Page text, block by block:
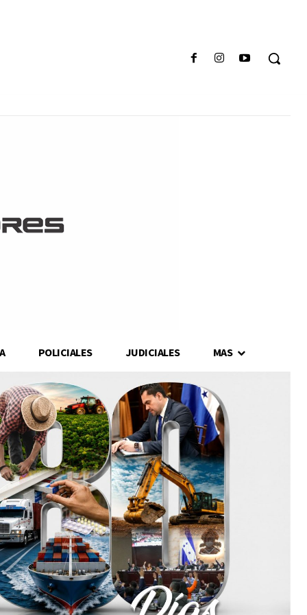
POLICIALES JUDICIALES MAS